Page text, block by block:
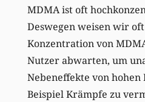
MDMA ist oft
Deswegen weisen wir
Konzentration von
Nutzer abwarten, um
Nebeneffekte von
Beispiel Krämpfe zu